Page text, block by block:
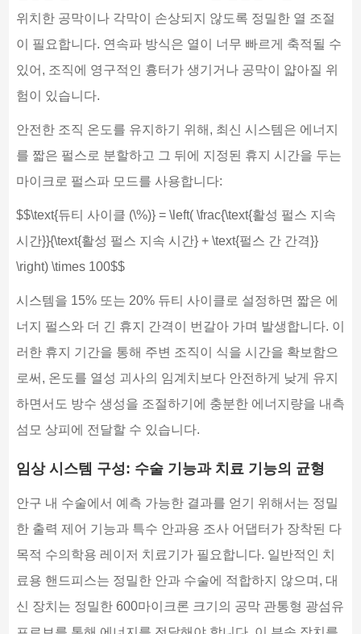
위치한 공막이나 각막이 손상되지 않도록 정밀한 열 조절
이 필요합니다. 연속파 방식은 열이 너무 빠르게 축적될 수
있어, 조직에 영구적인 흉터가 생기거나 공막이 얇아질 위
험이 있습니다.
안전한 조직 온도를 유지하기 위해, 최신 시스템은 에너지
를 짧은 펄스로 분할하고 그 뒤에 지정된 휴지 시간을 두는
마이크로 펄스파 모드를 사용합니다:
$$\text{듀티 사이클 (\%)} = \left( \frac{\text{활성 펄스 지속
시간}}{\text{활성 펄스 지속 시간} + \text{펄스 간 간격}}
\right) \times 100$$
시스템을 15% 또는 20% 듀티 사이클로 설정하면 짧은 에
너지 펄스와 더 긴 휴지 간격이 번갈아 가며 발생합니다. 이
러한 휴지 기간을 통해 주변 조직이 식을 시간을 확보함으
로써, 온도를 열성 괴사의 임계치보다 안전하게 낮게 유지
하면서도 방수 생성을 조절하기에 충분한 에너지량을 내측
섬모 상피에 전달할 수 있습니다.
임상 시스템 구성: 수술 기능과 치료 기능의 균형
안구 내 수술에서 예측 가능한 결과를 얻기 위해서는 정밀
한 출력 제어 기능과 특수 안과용 조사 어댑터가 장착된 다
목적 수의학용 레이저 치료기가 필요합니다. 일반적인 치
료용 핸드피스는 정밀한 안과 수술에 적합하지 않으며, 대
신 장치는 정밀한 600마이크론 크기의 공막 관통형 광섬유